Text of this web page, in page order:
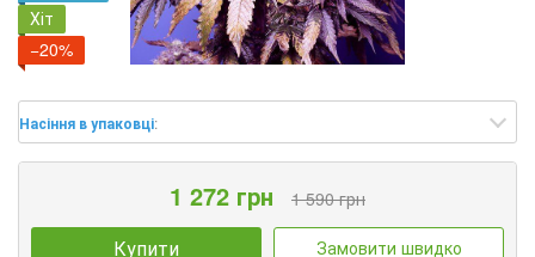
Хіт
−20%
Насіння в упаковці:
1 272 грн 1 590 грн
Купити Замовити швидко